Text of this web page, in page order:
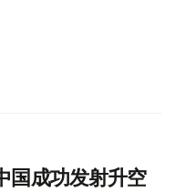
国成功发射升空